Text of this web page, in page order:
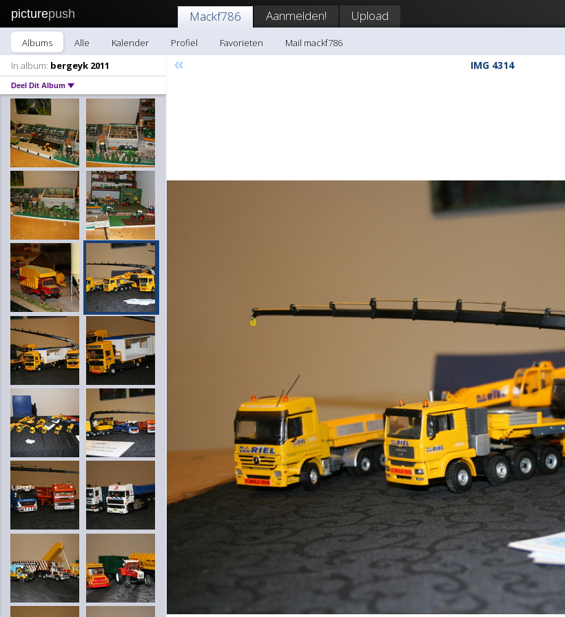
picturepush Mackf786 Aanmelden! Upload
Albums Alle Kalender Profiel Favorieten
Mail mackf786
In album: bergeyk 2011
Deel Dit Album
« IMG 4314